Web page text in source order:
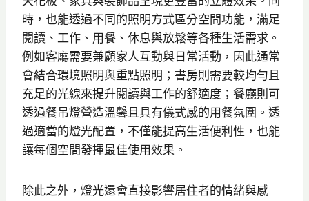
時，也能透過不同的照明方式區分空間功能，滿足
閱讀、工作、用餐、休息與放鬆等各種生活需求。
例如客廳需要兼顧家人互動與日常活動，因此通常
會結合環境照明與重點照明；書房則需要較均勻且
充足的光線來提升閱讀與工作的舒適度；餐廳則可
透過餐吊燈營造溫馨且具有儀式感的用餐氛圍。透
過適當的燈光配置，不僅能提高生活便利性，也能
讓每個空間發揮最佳使用效果。
除此之外，燈光還會直接影響居住者的情緒與感